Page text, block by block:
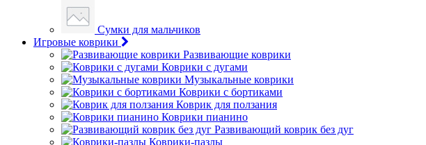
Сумки для мальчиков
Игровые коврики
Развивающие коврики
Коврики с дугами
Музыкальные коврики
Коврики с бортиками
Коврик для ползания
Коврики пианино
Развивающий коврик без дуг
Коврики-пазлы